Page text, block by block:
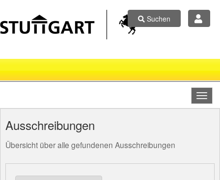
Suchen
Ausschreibungen
Übersicht über alle gefundenen Ausschreibungen